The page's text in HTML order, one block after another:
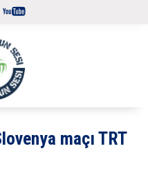
maçı TRT